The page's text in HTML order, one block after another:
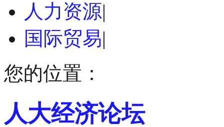
人力资源|
国际贸易|
您的位置：
人大经济论坛